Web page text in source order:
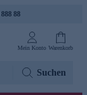
88
Mein Konto Warenkorb
Suchen